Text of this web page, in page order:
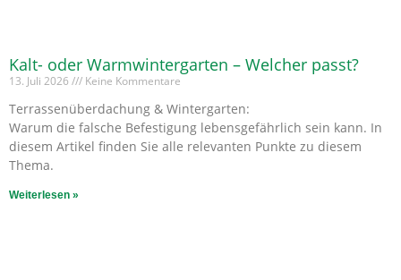
Kalt- oder Warmwintergarten – Welcher passt?
13. Juli 2026 Keine Kommentare
Terrassenüberdachung & Wintergarten:
Warum die falsche Befestigung lebensgefährlich sein kann. In
diesem Artikel finden Sie alle relevanten Punkte zu diesem
Thema.
Weiterlesen »